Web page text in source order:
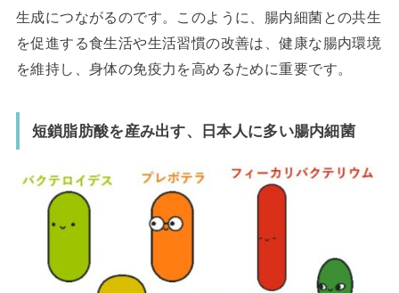
生成につながるのです。このように、腸内細菌との共生
を促進する食生活や生活習慣の改善は、健康な腸内環境
を維持し、身体の免疫力を高めるために重要です。
短鎖脂肪酸を産み出す、日本人に多い腸内細菌